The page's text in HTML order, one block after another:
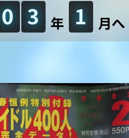
0 3 年 1 月へ